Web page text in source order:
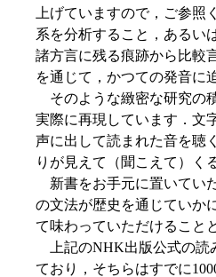
上げていますので，ご参
系を分析すること，あるい
諸方言に残る痕跡から比較
を通じて，かつての発音に
そのような緻密な研究の
実際に再現しています．文
声に出して読まれた音を聴
りが見えて（聞こえて）く
新書をお手元に置いてい
の文法が歴史を通じていか
て味わっていただけること
上記のNHK出版公式の読
ており，そちらはすでに